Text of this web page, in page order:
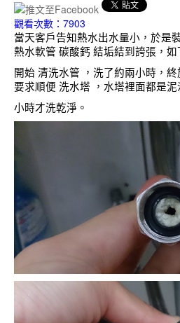
觀看次數：7903
當天客戶告知熱水出水量小，於是
熱水軟管 碳酸鈣 結垢結到誇張，
開始 清洗水管 ，洗了約兩小時，
要求順便 洗水塔 ，水塔裡面都是
小時才洗乾淨。